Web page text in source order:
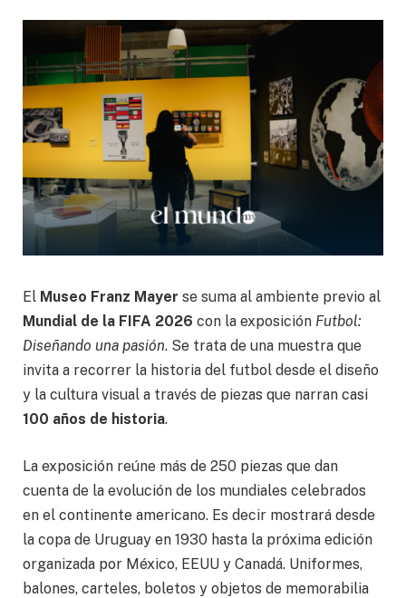
El Museo Franz Mayer se suma al ambiente previo al
Mundial de la FIFA 2026 con la exposición Futbol:
Diseñando una pasión. Se trata de una muestra que
invita a recorrer la historia del futbol desde el diseño
y la cultura visual a través de piezas que narran casi
100 años de historia.
La exposición reúne más de 250 piezas que dan
cuenta de la evolución de los mundiales celebrados
en el continente americano. Es decir mostrará desde
la copa de Uruguay en 1930 hasta la próxima edición
organizada por México, EEUU y Canadá. Uniformes,
balones, carteles, boletos y objetos de memorabilia